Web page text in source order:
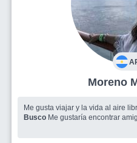
Busco Me gustaría encontrar